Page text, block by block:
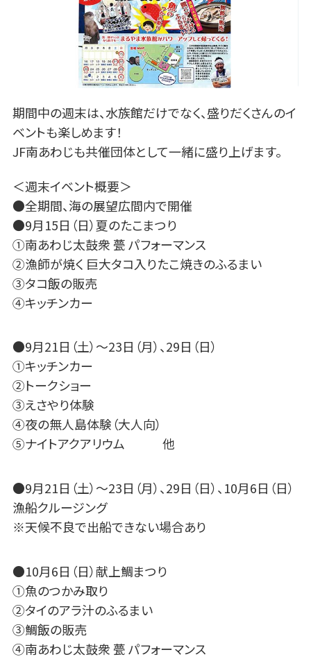
期間中の週末は、水族館だけでなく、盛りだくさんのイ
ベントも楽しめます！
JF南あわじも共催団体として一緒に盛り上げます。
＜週末イベント概要＞
●全期間、海の展望広間内で開催
●9月15日（日）夏のたこまつり
①南あわじ太鼓衆 甍 パフォーマンス
②漁師が焼く 巨大タコ入りたこ焼きのふるまい
③タコ飯の販売
④キッチンカー
●9月21日（土）～23日（月）、29日（日）
①キッチンカー
②トークショー
③えさやり体験
④夜の無人島体験（大人向）
⑤ナイトアクアリウム 他
●9月21日（土）～23日（月）、29日（日）、10月6日（日）
漁船クルージング
※天候不良で出船できない場合あり
●10月6日（日）献上鯛まつり
①魚のつかみ取り
②タイのアラ汁のふるまい
③鯛飯の販売
④南あわじ太鼓衆 甍 パフォーマンス